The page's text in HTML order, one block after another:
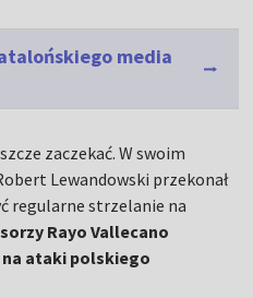
media
zaczekać. W swoim
Lewandowski przekonał
regularne strzelanie na
Rayo Vallecano
ataki polskiego